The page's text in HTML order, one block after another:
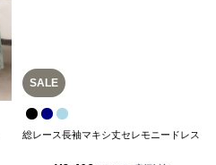
SALE
総レース長袖マキシ丈セレモニードレス